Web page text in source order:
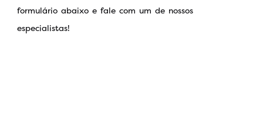
formulário abaixo e fale com um de nossos
especialistas!